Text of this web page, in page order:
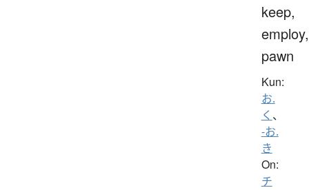
keep,
employ,
pawn
Kun:
お.
く 、
-お.
き
On:
チ